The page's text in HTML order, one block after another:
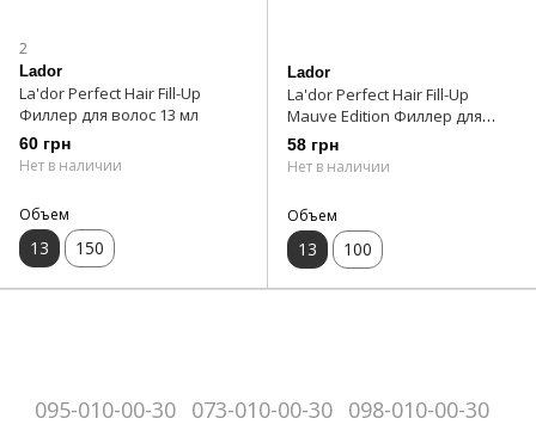
2
Lador
La'dor Perfect Hair Fill-Up
Филлер для волос 13 мл
60 грн
Нет в наличии
Объем
13 150
Lador
La'dor Perfect Hair Fill-Up
Mauve Edition Филлер для
волос 13 мл
58 грн
Нет в наличии
Объем
13 100
095-010-00-30 073-010-00-30 098-010-00-30